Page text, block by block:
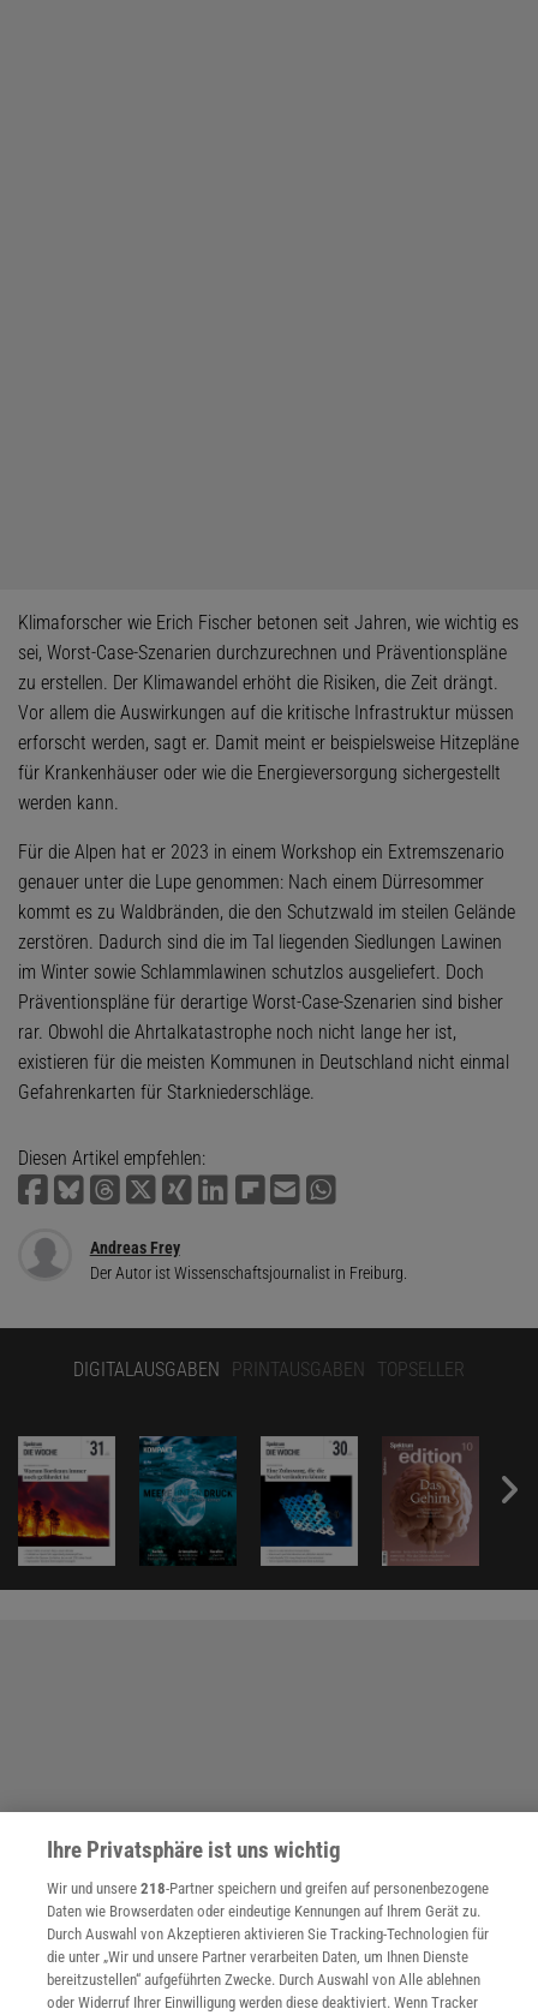
Klimaforscher wie Erich Fischer betonen seit Jahren, wie wichtig es
sei, Worst-Case-Szenarien durchzurechnen und Präventionspläne
zu erstellen. Der Klimawandel erhöht die Risiken, die Zeit drängt.
Vor allem die Auswirkungen auf die kritische Infrastruktur müssen
erforscht werden, sagt er. Damit meint er beispielsweise Hitzepläne
für Krankenhäuser oder wie die Energieversorgung sichergestellt
werden kann.
Für die Alpen hat er 2023 in einem Workshop ein Extremszenario
genauer unter die Lupe genommen: Nach einem Dürresommer
kommt es zu Waldbränden, die den Schutzwald im steilen Gelände
zerstören. Dadurch sind die im Tal liegenden Siedlungen Lawinen
im Winter sowie Schlammlawinen schutzlos ausgeliefert. Doch
Präventionspläne für derartige Worst-Case-Szenarien sind bisher
rar. Obwohl die Ahrtalkatastrophe noch nicht lange her ist,
existieren für die meisten Kommunen in Deutschland nicht einmal
Gefahrenkarten für Starkniederschläge.
Diesen Artikel empfehlen:
Andreas Frey
Der Autor ist Wissenschaftsjournalist in Freiburg.
DIGITALAUSGABEN PRINTAUSGABEN TOPSELLER
Ihre Privatsphäre ist uns wichtig
Wir und unsere218-Partner speichern und greifen auf personenbezogene
Daten wie Browserdaten oder eindeutige Kennungen auf Ihrem Gerät zu.
Durch Auswahl von Akzeptieren aktivieren Sie Tracking-Technologien für
die unter „Wir und unsere Partner verarbeiten Daten, um Ihnen Dienste
bereitzustellen“ aufgeführten Zwecke. Durch Auswahl von Alle ablehnen
oder Widerruf Ihrer Einwilligung werden diese deaktiviert. Wenn Tracker